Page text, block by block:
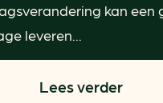
kan een
leveren...
Lees verder